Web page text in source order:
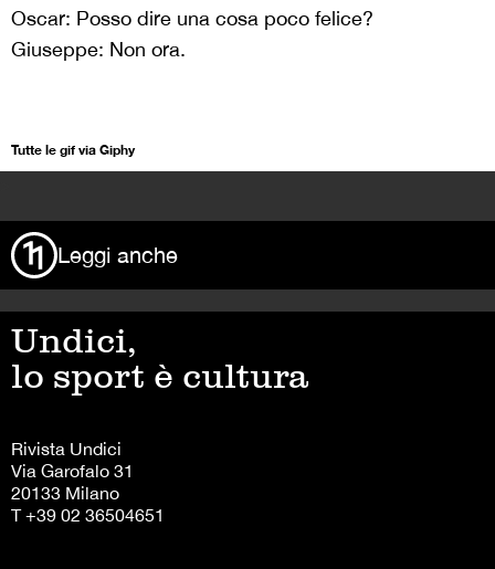
Oscar: Posso dire una cosa poco felice?
Giuseppe: Non ora.
Tutte le gif via Giphy
Leggi anche
Undici,
lo sport è cultura
Rivista Undici
Via Garofalo 31
20133 Milano
T +39 02 36504651